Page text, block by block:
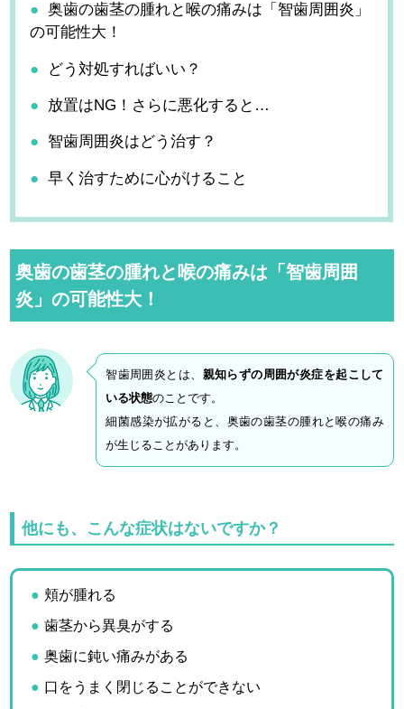
奥歯の歯茎の腫れと喉の痛みは「智歯周囲炎」
の可能性大！
どう対処すればいい？
放置はNG！さらに悪化すると…
智歯周囲炎はどう治す？
早く治すために心がけること
奥歯の歯茎の腫れと喉の痛みは「智歯周囲
炎」の可能性大！
智歯周囲炎とは、 親知らずの周囲が炎症を起こして
いる状態のことです。
細菌感染が拡がると、奥歯の歯茎の腫れと喉の痛み
が生じることがあります。
他にも、こんな症状はないですか？
頬が腫れる
歯茎から異臭がする
奥歯に鈍い痛みがある
口をうまく閉じることができない